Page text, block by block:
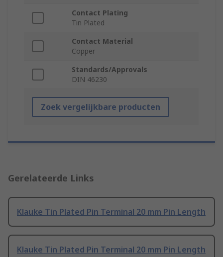
Contact Plating
Tin Plated
Contact Material
Copper
Standards/Approvals
DIN 46230
Zoek vergelijkbare producten
Gerelateerde Links
Klauke Tin Plated Pin Terminal 20 mm Pin Length
Klauke Tin Plated Pin Terminal 20 mm Pin Length